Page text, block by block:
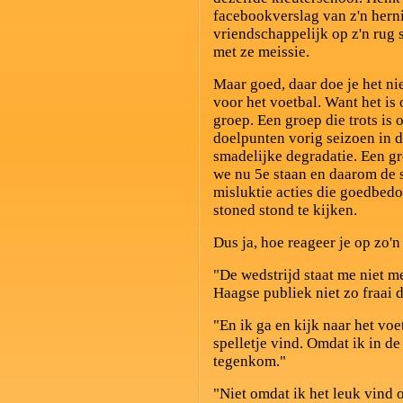
facebookverslag van z'n
vriendschappelijk op z'n rug
met ze meissie.
Maar goed, daar doe je het
voor het voetbal. Want het is
groep. Een groep die trots is
doelpunten vorig seizoen in
smadelijke degradatie. Een
we nu 5e staan en daarom
misluktie acties die
stoned stond te kijken.
Dus ja, hoe reageer je op
"De wedstrijd staat me niet
Haagse publiek niet zo fraai
"En ik ga en kijk naar het
spelletje vind. Omdat ik in
tegenkom."
"Niet omdat ik het leuk vind